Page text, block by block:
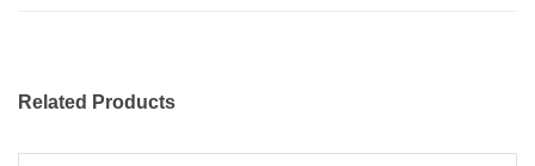
Related Products